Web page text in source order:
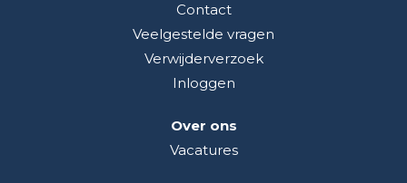
Contact
Veelgestelde vragen
Verwijderverzoek
Inloggen
Over ons
Vacatures